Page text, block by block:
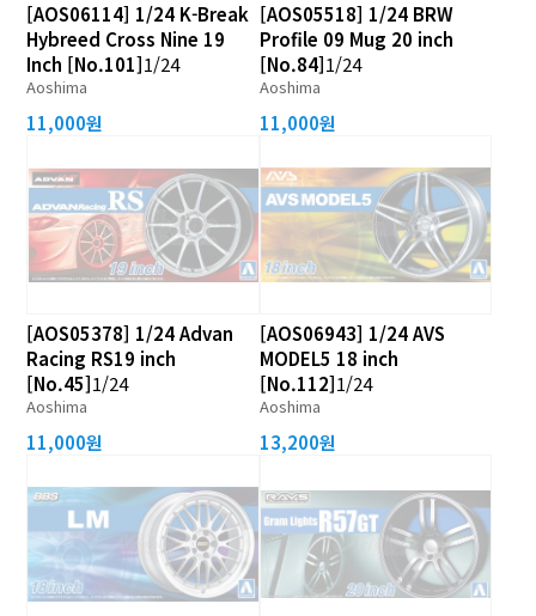
[AOS06114] 1/24 K-Break
Hybreed Cross Nine 19
Inch [No.101]1/24
Aoshima
11,000원
[AOS05518] 1/24 BRW
Profile 09 Mug 20 inch
[No.84]1/24
Aoshima
11,000원
[AOS05378] 1/24 Advan
Racing RS19 inch
[No.45]1/24
Aoshima
11,000원
[AOS06943] 1/24 AVS
MODEL5 18 inch
[No.112]1/24
Aoshima
13,200원